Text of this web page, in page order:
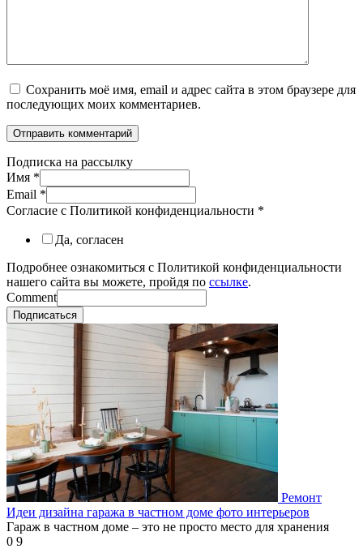
Сохранить моё имя, email и адрес сайта в этом браузере для
последующих моих комментариев.
Подписка на рассылку
Имя *
Email *
Согласие с Политикой конфиденциальности *
Да, согласен
Подробнее ознакомиться с Политикой конфиденциальности
нашего сайта вы можете, пройдя по ссылке.
Comment
Подписаться
Ремонт
Идеи дизайна гаража в частном доме фото интерьеров
Гараж в частном доме – это не просто место для хранения
0 9